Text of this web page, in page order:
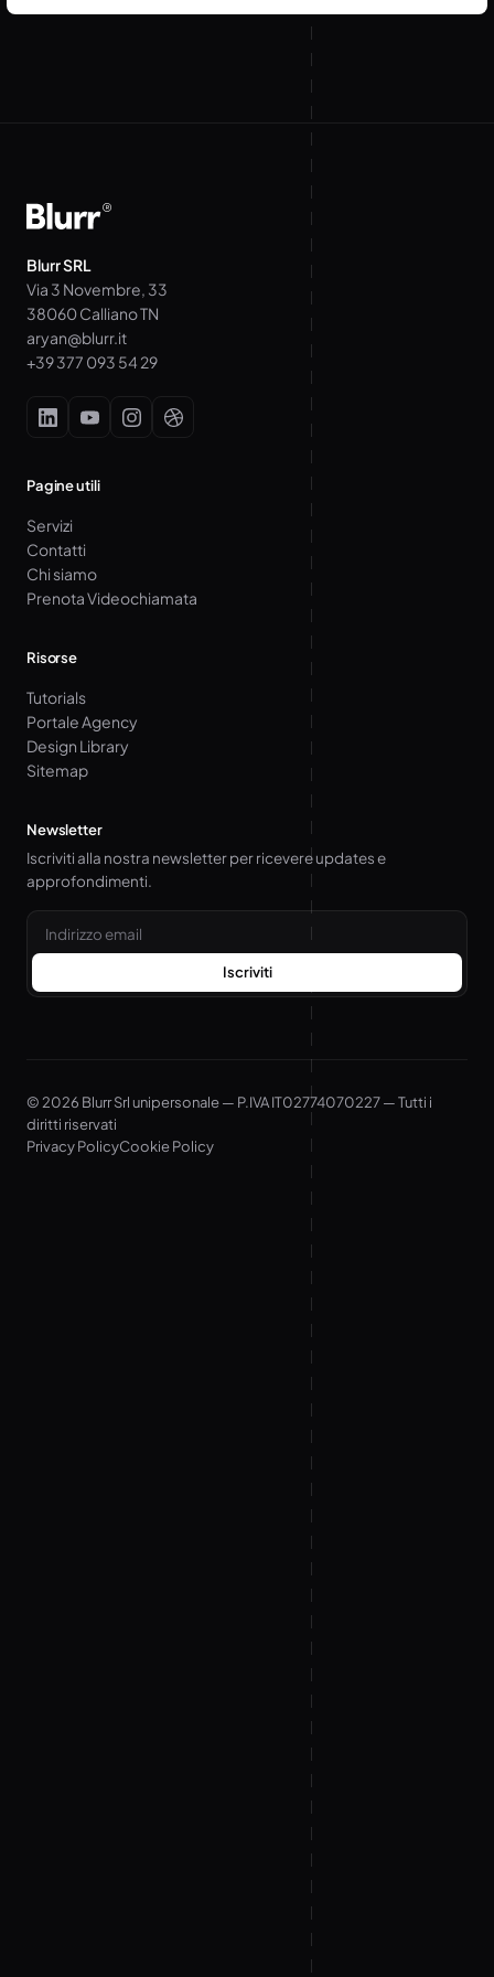
Blurr SRL
Via 3 Novembre, 33
38060 Calliano TN
aryan@blurr.it
+39 377 093 54 29
Pagine utili
Servizi
Contatti
Chi siamo
Prenota Videochiamata
Risorse
Tutorials
Portale Agency
Design Library
Sitemap
Newsletter
Iscriviti alla nostra newsletter per ricevere updates e
approfondimenti.
Email
Iscriviti
© 2026 Blurr Srl unipersonale — P.IVA IT02774070227 — Tutti i
diritti riservati
Privacy PolicyCookie Policy